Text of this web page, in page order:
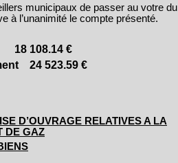
municipaux de passer au votre du
à l’unanimité le compte présenté.
18 108.14 €
24 523.59 €
D’OUVRAGE RELATIVES A LA
DE GAZ